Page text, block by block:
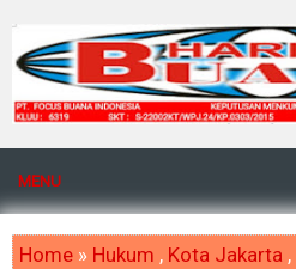
MENU
Home » Hukum , Kota Jakarta ,